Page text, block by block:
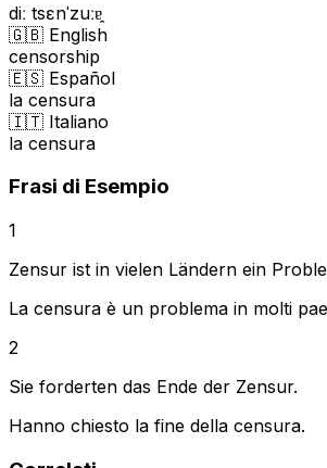
diː tsɛnˈzuːɐ̯
🇬🇧 English
censorship
🇪🇸 Español
la censura
🇮🇹 Italiano
la censura
Frasi di Esempio
1
Zensur ist in vielen Ländern ein
La censura è un problema in molti
2
Sie forderten das Ende der Zensur.
Hanno chiesto la fine della censura.